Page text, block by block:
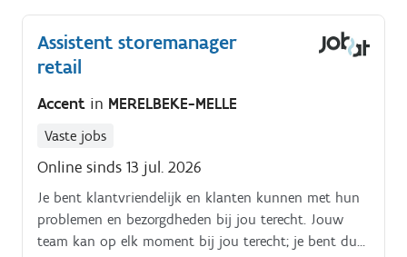
Assistent storemanager
retail
Accent in MERELBEKE-MELLE
Vaste jobs
Online sinds 13 jul. 2026
Je bent klantvriendelijk en klanten kunnen met hun
problemen en bezorgdheden bij jou terecht. Jouw
team kan op elk moment bij jou terecht; je bent dus